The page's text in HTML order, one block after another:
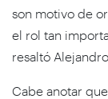
son motivo de
el rol tan
resaltó Alejandro.
Cabe anotar